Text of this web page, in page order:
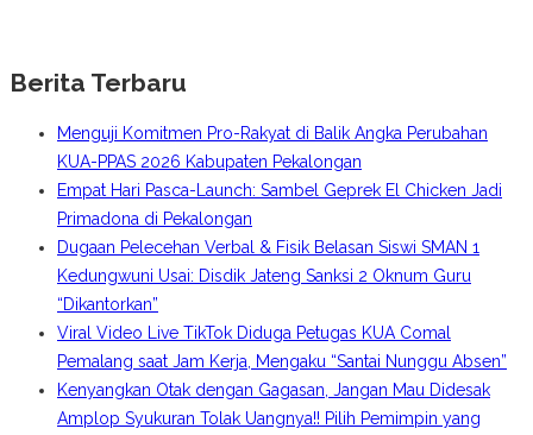
Berita Terbaru
Menguji Komitmen Pro-Rakyat di Balik Angka Perubahan
KUA-PPAS 2026 Kabupaten Pekalongan
Empat Hari Pasca-Launch: Sambel Geprek El Chicken Jadi
Primadona di Pekalongan
Dugaan Pelecehan Verbal & Fisik Belasan Siswi SMAN 1
Kedungwuni Usai: Disdik Jateng Sanksi 2 Oknum Guru
“Dikantorkan”
Viral Video Live TikTok Diduga Petugas KUA Comal
Pemalang saat Jam Kerja, Mengaku “Santai Nunggu Absen”
Kenyangkan Otak dengan Gagasan, Jangan Mau Didesak
Amplop Syukuran Tolak Uangnya!! Pilih Pemimpin yang